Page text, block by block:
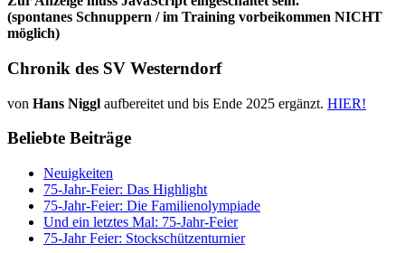
(spontanes Schnuppern / im Training vorbeikommen NICHT
möglich)
Chronik des SV Westerndorf
von Hans Niggl aufbereitet und bis Ende 2025 ergänzt. HIER!
Beliebte Beiträge
Neuigkeiten
75-Jahr-Feier: Das Highlight
75-Jahr-Feier: Die Familienolympiade
Und ein letztes Mal: 75-Jahr-Feier
75-Jahr Feier: Stockschützenturnier